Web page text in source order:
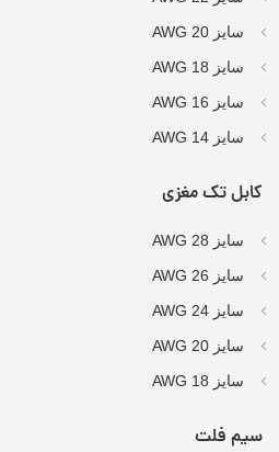
سایز AWG 20
سایز AWG 18
سایز AWG 16
سایز AWG 14
کابل تک مغزی
سایز AWG 28
سایز AWG 26
سایز AWG 24
سایز AWG 20
سایز AWG 18
سیم فلت